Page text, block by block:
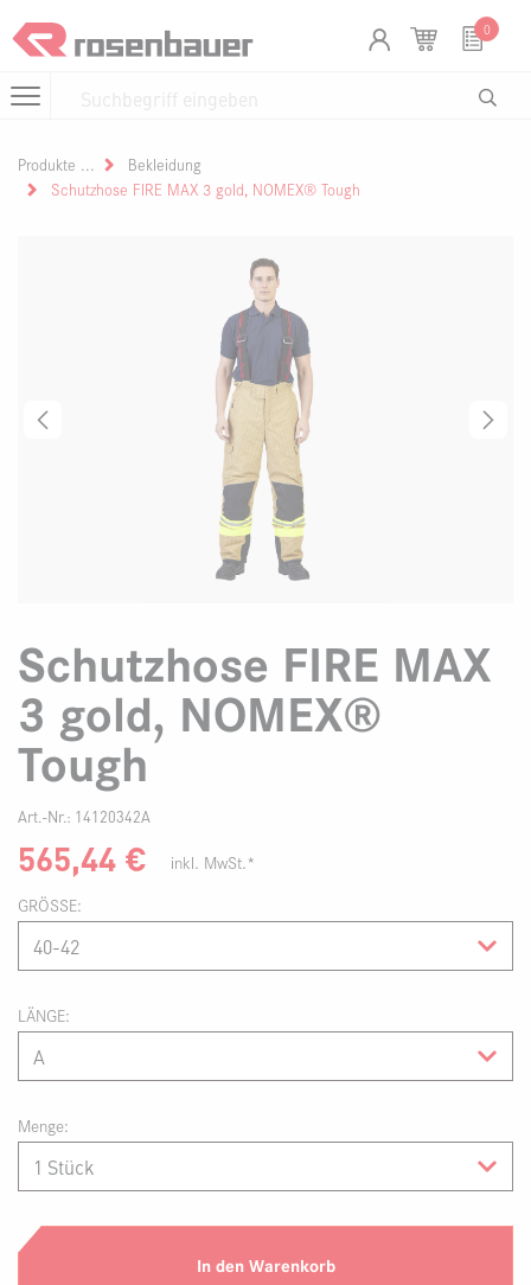
0
Produkte
Bekleidung
Schutzhose FIRE MAX 3 gold, NOMEX® Tough
Schutzhose FIRE MAX
3 gold, NOMEX®
Tough
Art.-Nr.: 14120342A
565,44 €
inkl. MwSt.*
GRÖSSE
LÄNGE
Menge:
In den Warenkorb